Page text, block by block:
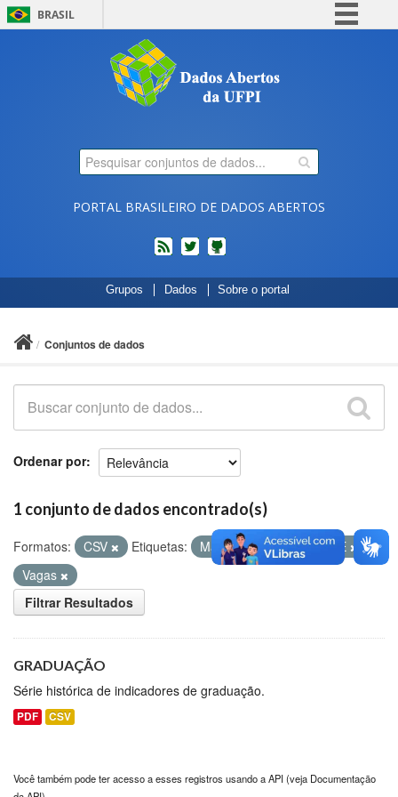
BRASIL
Comunica BR
Participe
Legislação
PORTAL BRASILEIRO DE DADOS ABERTOS
feed twitterCódigos
fonte
de
no
Grupos Dados Sobre o portal
Conjuntos de dados
Ordenar por
1 conjunto de dados encontrado(s)
Formatos: CSV Etiquetas: Matriculados
ENADE
Vagas
Filtrar Resultados
GRADUAÇÃO
Série histórica de indicadores de graduação.
PDF CSV
Você também pode ter acesso a esses registros usando aAPI(veja Documentação